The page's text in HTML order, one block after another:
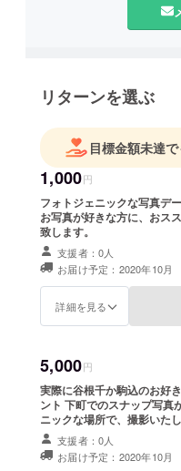
リターンを選ぶ
目標金額未達
1,000円
フォトジェニックな写真データ1枚プレゼ
お写真が好きな方に、おススメです。 人気スポットの
致します。
支援者：0人
お届け予定：2020年10月
詳細を見る
5,000円
実際に谷根千か駒込のお好
ント 下町でのスナップ写真が欲しい方に、おススメです。 フォトジェ
ニックな場所で、撮影いたし
支援者：0人
お届け予定：2020年10月